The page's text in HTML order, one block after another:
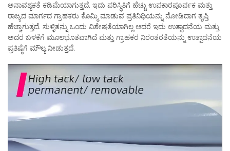
ಅನಾವಶ್ಯಕತೆ ಕಡಿಮೆಯಾಗುತ್ತದೆ. ಇದು ಪರಿಸ್ಥಿತಿಗೆ ಹೆಚ್ಚು ಉಪಕಾರಪೂರ್ವಕ ಮತ್ತು
ರಾಜ್ಯದ ಮಾರ್ಗದ ಗ್ರಾಹಕರು ಕೊಮ್ಮಿ ಮಾಡುವ ಪ್ರತಿನಿಧಿಯನ್ನು ನೋಡಿದಾಗ ತೃಪ್ತಿ
ಹೆಚ್ಚಾಗುತ್ತದೆ. ಸುಳ್ಳಿತನ್ನು ಒಂದು ವಿಶೇಷತೆಯಾಗಿಲ್ಲ ಆದರೆ ಇದು ಉತ್ಪಾದನೆಯ ಮತ್ತು
ಅದರ ಬಳಕೆಗೆ ಮೂಲಭೂತವಾಗಿದೆ ಮತ್ತು ಗ್ರಾಹಕರ ನಿರಂತರತೆಯನ್ನು ಉತ್ಪಾದನೆಯ
ಪ್ರತಿಷ್ಠೆಗೆ ಮೌಲ್ಯ ನೀಡುತ್ತದೆ.